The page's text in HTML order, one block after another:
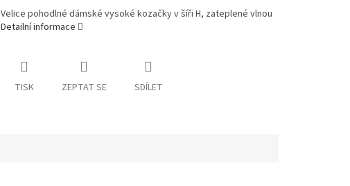
Velice pohodlné dámské vysoké kozačky v šíři H, zateplené vlnou
Detailní informace
TISK ZEPTAT SE SDÍLET